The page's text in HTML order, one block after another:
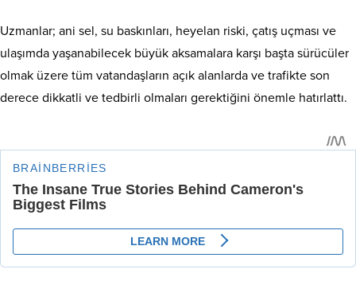
Uzmanlar; ani sel, su baskınları, heyelan riski, çatış uçması ve
ulaşımda yaşanabilecek büyük aksamalara karşı başta sürücüler
olmak üzere tüm vatandaşların açık alanlarda ve trafikte son
derece dikkatli ve tedbirli olmaları gerektiğini önemle hatırlattı.